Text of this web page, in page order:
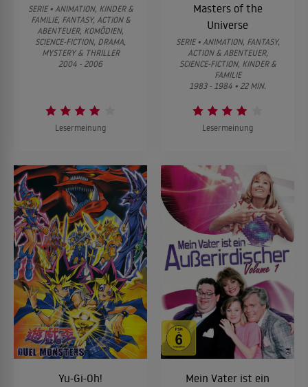
SERIE • ANIMATION, KINDER &
FAMILIE, FANTASY, ACTION &
ABENTEUER, KOMÖDIEN,
SCIENCE-FICTION, DRAMA,
MYSTERY & THRILLER
2004 - 2006
Lesermeinung
Masters of the
Universe
SERIE • ANIMATION, FANTASY,
ACTION & ABENTEUER,
SCIENCE-FICTION, KINDER &
FAMILIE
1983 - 1984 • 22 MIN.
Lesermeinung
Yu-Gi-Oh!
Mein Vater ist ein